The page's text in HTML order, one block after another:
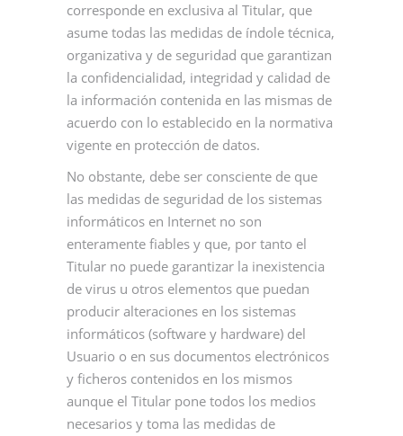
corresponde en exclusiva al Titular, que
asume todas las medidas de índole técnica,
organizativa y de seguridad que garantizan
la confidencialidad, integridad y calidad de
la información contenida en las mismas de
acuerdo con lo establecido en la normativa
vigente en protección de datos.
No obstante, debe ser consciente de que
las medidas de seguridad de los sistemas
informáticos en Internet no son
enteramente fiables y que, por tanto el
Titular no puede garantizar la inexistencia
de virus u otros elementos que puedan
producir alteraciones en los sistemas
informáticos (software y hardware) del
Usuario o en sus documentos electrónicos
y ficheros contenidos en los mismos
aunque el Titular pone todos los medios
necesarios y toma las medidas de